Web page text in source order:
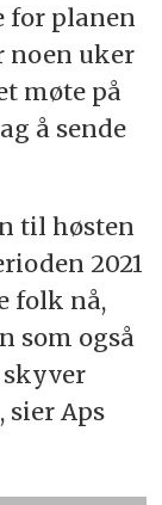
for planen
noen uker
møte på
å sende
til høsten
2021
folk nå,
som også
Aps